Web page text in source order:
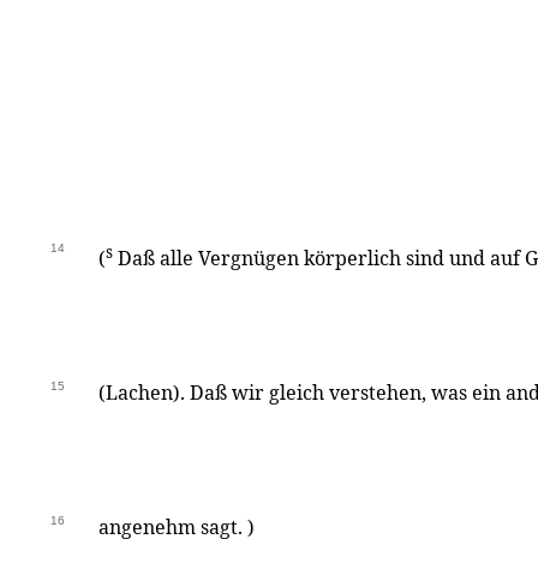
14 (s Daß alle Vergnügen körperlich sind und auf
15 (Lachen). Daß wir gleich verstehen, was ein
16 angenehm sagt. )